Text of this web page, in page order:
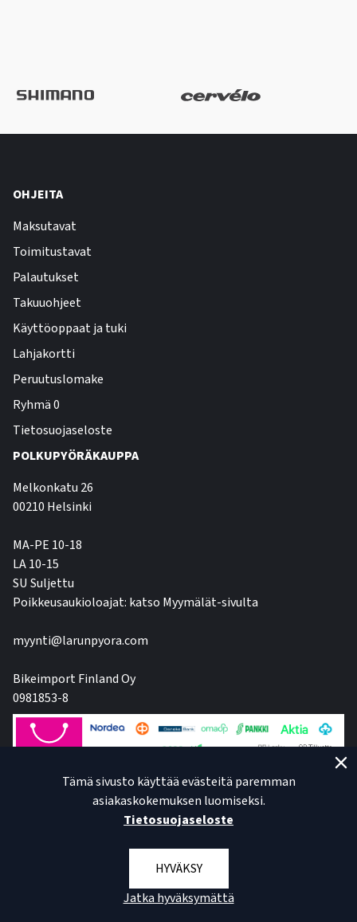
OHJEITA
Maksutavat
Toimitustavat
Palautukset
Takuuohjeet
Käyttöoppaat ja tuki
Lahjakortti
Peruutuslomake
Ryhmä 0
Tietosuojaseloste
POLKUPYÖRÄKAUPPA
Melkonkatu 26
00210 Helsinki
MA-PE 10-18
LA 10-15
SU Suljettu
Poikkeusaukioloajat: katso Myymälät-sivulta
myynti@larunpyora.com
Bikeimport Finland Oy
0981853-8
Tämä sivusto käyttää evästeitä paremman
asiakaskokemuksen luomiseksi.
Tietosuojaseloste
HYVÄKSY
Jatka hyväksymättä